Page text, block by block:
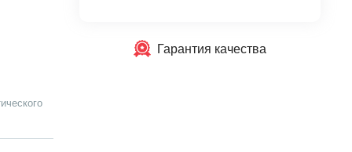
Гарантия качества